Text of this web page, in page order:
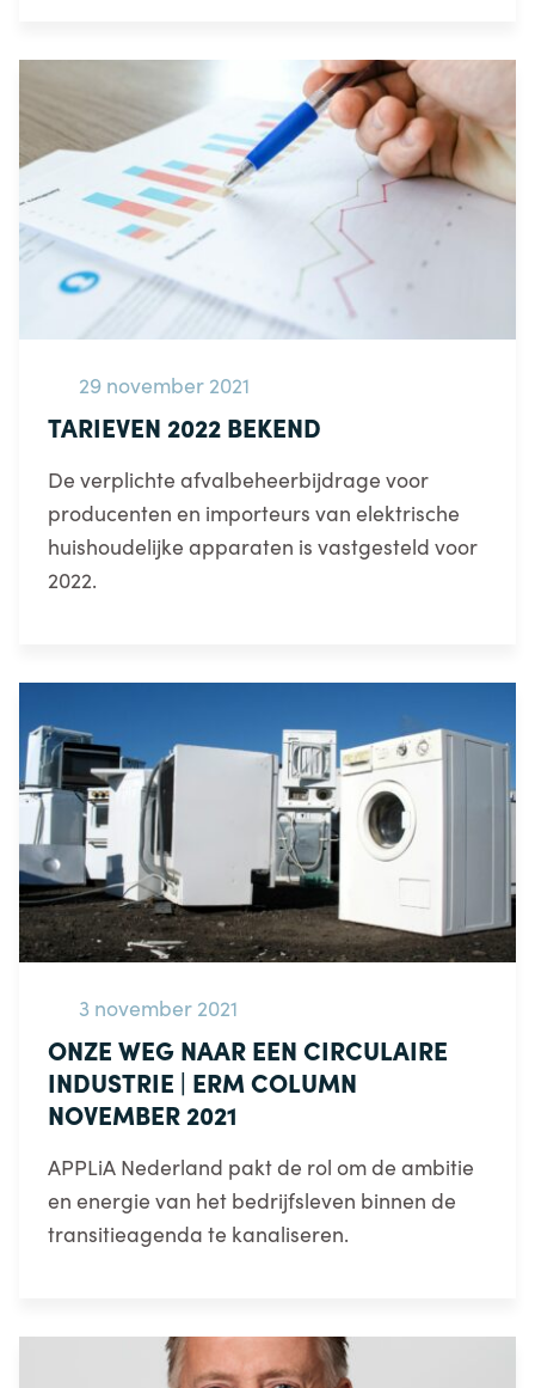
29 november 2021
TARIEVEN 2022 BEKEND
De verplichte afvalbeheerbijdrage voor
producenten en importeurs van elektrische
huishoudelijke apparaten is vastgesteld voor
2022.
3 november 2021
ONZE WEG NAAR EEN CIRCULAIRE
INDUSTRIE | ERM COLUMN
NOVEMBER 2021
APPLiA Nederland pakt de rol om de ambitie
en energie van het bedrijfsleven binnen de
transitieagenda te kanaliseren.